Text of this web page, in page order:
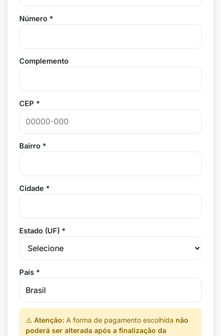
Número *
Complemento
CEP *
Bairro *
Cidade *
Estado (UF) *
País *
⚠️ Atenção: A forma de pagamento escolhida não
poderá ser alterada após a finalização da